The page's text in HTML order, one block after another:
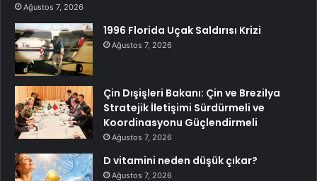
Ağustos 7, 2026
1996 Florida Uçak Saldırısı Krizi
Ağustos 7, 2026
Çin Dışişleri Bakanı: Çin ve Brezilya
Stratejik İletişimi Sürdürmeli ve
Koordinasyonu Güçlendirmeli
Ağustos 7, 2026
D vitamini neden düşük çıkar?
Ağustos 7, 2026